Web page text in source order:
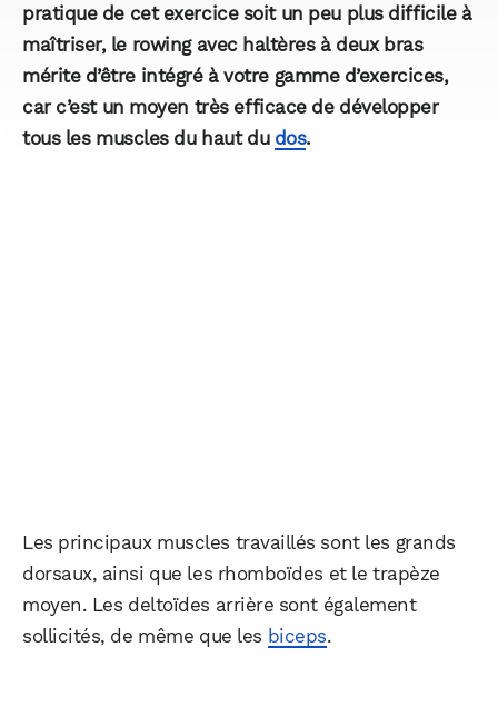
pratique de cet exercice soit un peu plus difficile à
maîtriser, le rowing avec haltères à deux bras
mérite d’être intégré à votre gamme d’exercices,
car c’est un moyen très efficace de développer
tous les muscles du haut du dos.
Les principaux muscles travaillés sont les grands
dorsaux, ainsi que les rhomboïdes et le trapèze
moyen. Les deltoïdes arrière sont également
sollicités, de même que les biceps.